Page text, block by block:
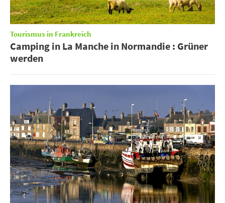
Tourismus in Frankreich
Camping in La Manche in Normandie : Grüner
werden